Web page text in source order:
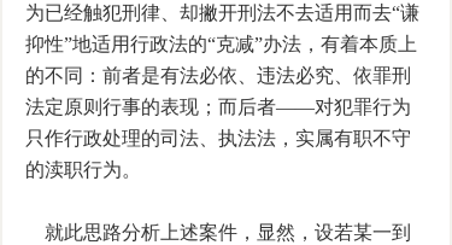
为已经触犯刑律、却撇开刑法不去适用而去“谦
抑性”地适用行政法的“克减”办法，有着本质上
的不同：前者是有法必依、违法必究、依罪刑
法定原则行事的表现；而后者――对犯罪行为
只作行政处理的司法、执法法，实属有职不守
的渎职行为。
就此思路分析上述案件，显然，设若某一到